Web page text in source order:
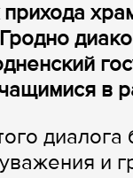
в
уважения и